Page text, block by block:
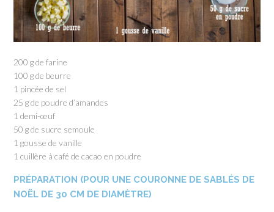
200 g de farine
100 g de beurre
1 pincée de sel
25 g de poudre d’amandes
1 demi-œuf
50 g de sucre semoule
1 gousse de vanille
1 cuillère à café de cacao en poudre
PRÉPARATION (POUR UNE COURONNE DE SABLÉS DE
NOËL DE 30 CM DE DIAMÈTRE)